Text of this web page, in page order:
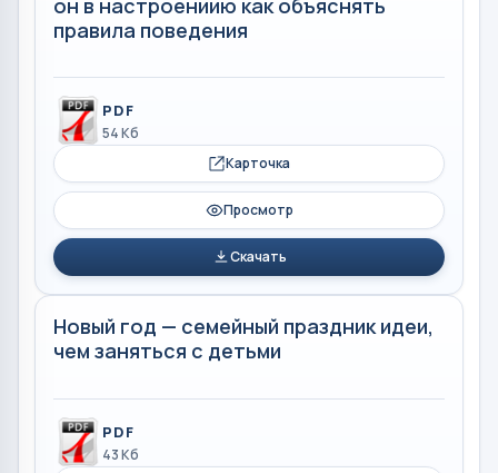
правила поведения
PDF
54 Кб
Карточка
Просмотр
Скачать
Новый год — семейный праздник идеи,
чем заняться с детьми
PDF
43 Кб